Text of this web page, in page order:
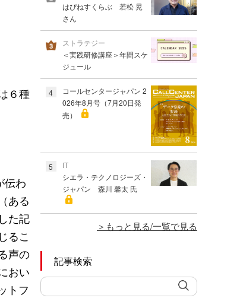
６種
伝わ
ある
た記
るこ
声の
おい
トフ
はぴねすくらぶ 若松 晃
さん
ストラテジー
＜実践研修講座＞年間スケ
ジュール
4
コールセンタージャパン 2
026年8月号（7月20日発
売）
5
IT
シエラ・テクノロジーズ・
ジャパン 森川 馨太 氏
もっと見る/一覧で見る
記事検索